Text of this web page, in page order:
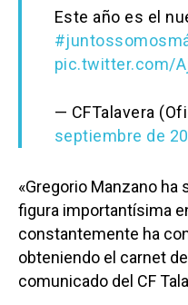
Este año es el
pic.twitter.com/
— CFTalavera
septiembre de
«Gregorio Manzano ha
figura importantísima
constantemente ha
obteniendo el carnet
comunicado del CF